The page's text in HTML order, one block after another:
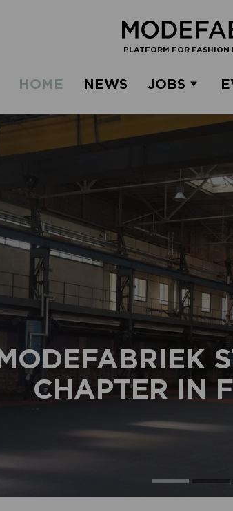
PLATFORM FOR FASHION
HOME NEWS JOBS
CHAPTER IN